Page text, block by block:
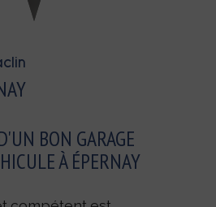
BON GARAGE
À ÉPERNAY